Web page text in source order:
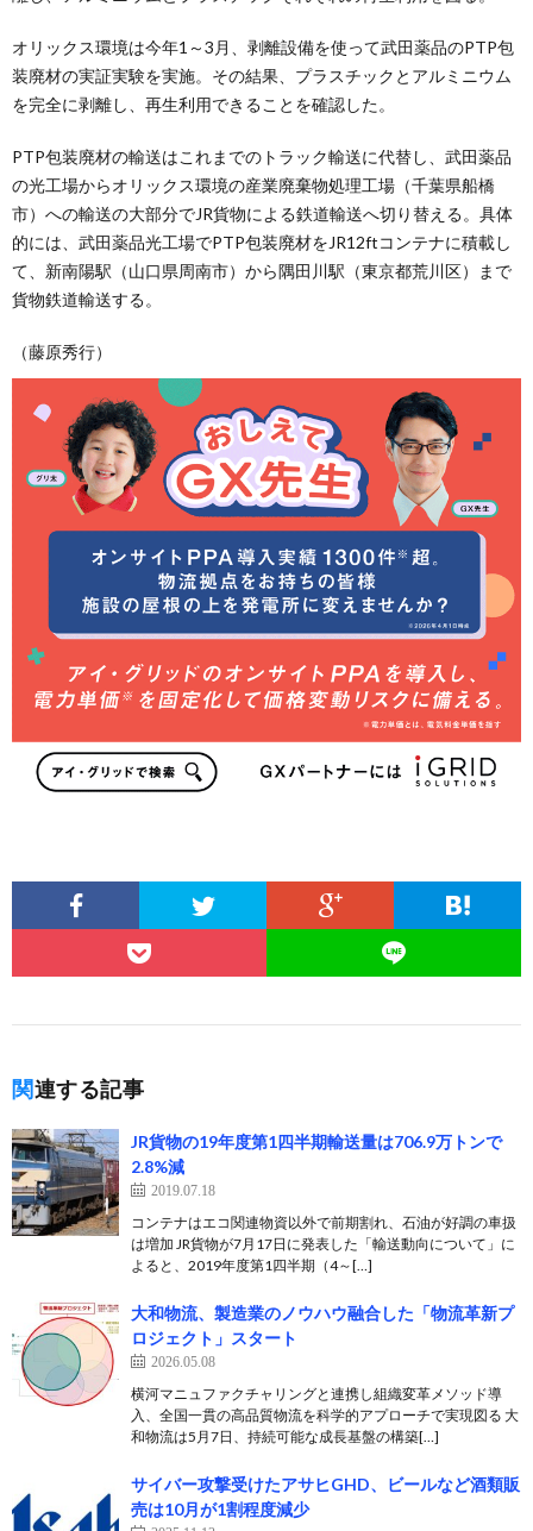
オリックス環境は今年1～3月、剥離設備を使って武田薬品のPTP包
装廃材の実証実験を実施。その結果、プラスチックとアルミニウム
を完全に剥離し、再生利用できることを確認した。
PTP包装廃材の輸送はこれまでのトラック輸送に代替し、武田薬品
の光工場からオリックス環境の産業廃棄物処理工場（千葉県船橋
市）への輸送の大部分でJR貨物による鉄道輸送へ切り替える。具体
的には、武田薬品光工場でPTP包装廃材をJR12ftコンテナに積載し
て、新南陽駅（山口県周南市）から隅田川駅（東京都荒川区）まで
貨物鉄道輸送する。
（藤原秀行）
関連する記事
JR貨物の19年度第1四半期輸送量は706.9万トンで
2.8%減
2019.07.18
コンテナはエコ関連物資以外で前期割れ、石油が好調の車扱
は増加 JR貨物が7月17日に発表した「輸送動向について」に
よると、2019年度第1四半期（4～[…]
大和物流、製造業のノウハウ融合した「物流革新プ
ロジェクト」スタート
2026.05.08
横河マニュファクチャリングと連携し組織変革メソッド導
入、全国一貫の高品質物流を科学的アプローチで実現図る 大
和物流は5月7日、持続可能な成長基盤の構築[…]
サイバー攻撃受けたアサヒGHD、ビールなど酒類販
売は10月が1割程度減少